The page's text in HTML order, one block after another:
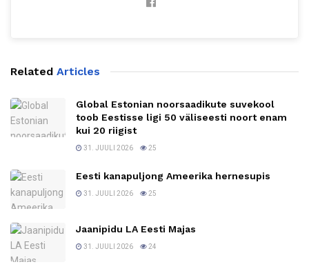
Related Articles
Global Estonian noorsaadikute suvekool
toob Eestisse ligi 50 väliseesti noort enam
kui 20 riigist
31. JUULI 2026 25
Eesti kanapuljong Ameerika hernesupis
31. JUULI 2026 25
Jaanipidu LA Eesti Majas
31. JUULI 2026 24